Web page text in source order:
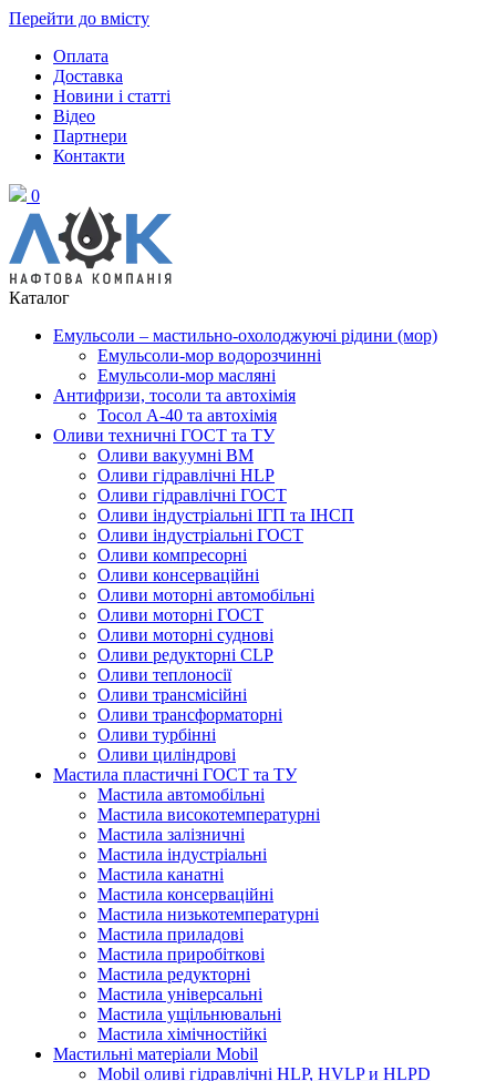
Перейти до вмісту
Оплата
Доставка
Новини і статті
Відео
Партнери
Контакти
0
Каталог
Емульсоли – мастильно-охолоджуючі рідини (мор)
Емульсоли-мор водорозчинні
Емульсоли-мор масляні
Антифризи, тосоли та автохімія
Тосол А-40 та автохімія
Оливи техничні ГОСТ та ТУ
Оливи вакуумні ВМ
Оливи гідравлічні HLP
Оливи гідравлічні ГОСТ
Оливи індустріальні ІГП та ІНСП
Оливи індустріальні ГОСТ
Оливи компресорні
Оливи консерваційні
Оливи моторні автомобільні
Оливи моторні ГОСТ
Оливи моторні суднові
Оливи редукторні CLP
Оливи теплоносії
Оливи трансмісійні
Оливи трансформаторні
Оливи турбінні
Оливи циліндрові
Мастила пластичні ГОСТ та ТУ
Мастила автомобільні
Мастила високотемпературні
Мастила залізничні
Мастила індустріальні
Мастила канатні
Мастила консерваційні
Мастила низькотемпературні
Мастила приладові
Мастила приробіткові
Мастила редукторні
Мастила універсальні
Мастила ущільнювальні
Мастила хімічностійкі
Мастильні матеріали Mobil
Mobil оливі гідравлічні HLP, HVLP и HLPD